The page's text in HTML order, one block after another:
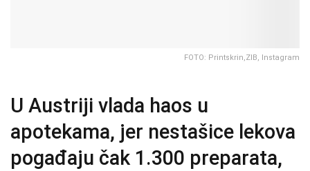
FOTO: Printskrin,ZIB, Instagram
U Austriji vlada haos u
apotekama, jer nestašice lekova
pogađaju čak 1.300 preparata,